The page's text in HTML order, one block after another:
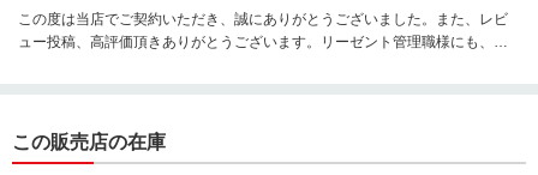
この度は当店でご契約いただき、誠にありがとうございました。また、レビ
ュー投稿、高評価頂きありがとうございます。リーゼント管理職様にも、書
も非常に助かりました。少々遠方ではありますが、お困り事がございました
この販売店の在庫